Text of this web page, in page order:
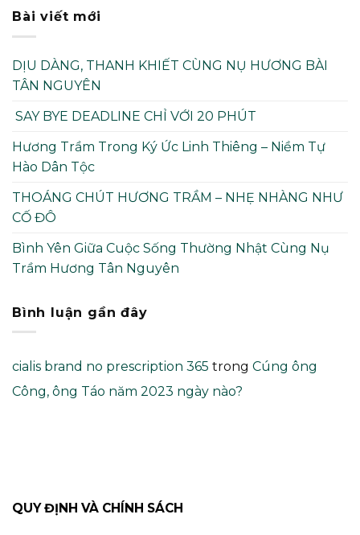
Bài viết mới
DỊU DÀNG, THANH KHIẾT CÙNG NỤ HƯƠNG BÀI
TÂN NGUYÊN
SAY BYE DEADLINE CHỈ VỚI 20 PHÚT
Hương Trầm Trong Ký Ức Linh Thiêng – Niềm Tự
Hào Dân Tộc
THOÁNG CHÚT HƯƠNG TRẦM – NHẸ NHÀNG NHƯ
CỐ ĐÔ
Bình Yên Giữa Cuộc Sống Thường Nhật Cùng Nụ
Trầm Hương Tân Nguyên
Bình luận gần đây
cialis brand no prescription 365 trong Cúng ông
Công, ông Táo năm 2023 ngày nào?
QUY ĐỊNH VÀ CHÍNH SÁCH